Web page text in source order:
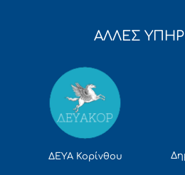
ΑΛΛΕΣ
ΔΕΥΑ Κορίνθου